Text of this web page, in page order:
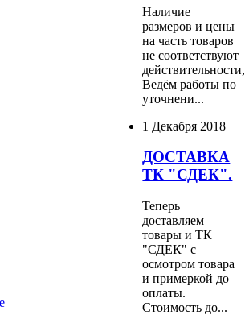
Наличие
размеров и цены
на часть товаров
не соответствуют
действительности,
Ведём работы по
уточнени...
1 Декабря 2018
ДОСТАВКА
ТК "СДЕК".
Теперь
доставляем
товары и ТК
"СДЕК" с
осмотром товара
и примеркой до
оплаты.
Стоимость до...